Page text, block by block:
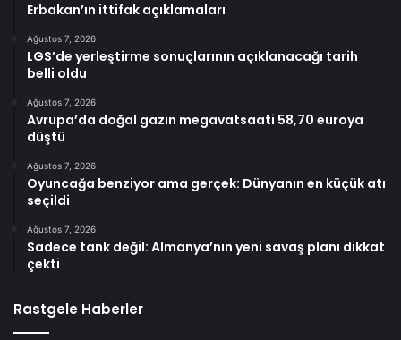
Erbakan’ın ittifak açıklamaları
Ağustos 7, 2026
LGS’de yerleştirme sonuçlarının açıklanacağı tarih
belli oldu
Ağustos 7, 2026
Avrupa’da doğal gazın megavatsaati 58,70 euroya
düştü
Ağustos 7, 2026
Oyuncağa benziyor ama gerçek: Dünyanın en küçük atı
seçildi
Ağustos 7, 2026
Sadece tank değil: Almanya’nın yeni savaş planı dikkat
çekti
Rastgele Haberler